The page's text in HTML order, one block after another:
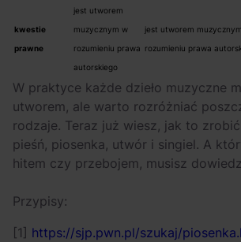
kwestie
prawne
jest utworem
muzycznym w
rozumieniu prawa
autorskiego
jest utworem
rozumieniu prawa
W praktyce każde dzieło muzyczne
utworem, ale warto rozróżniać
rodzaje. Teraz już wiesz, jak to
pieśń, piosenka, utwór i singiel. A
hitem czy przebojem, musisz
Przypisy:
[1] https://sjp.pwn.pl/szukaj/